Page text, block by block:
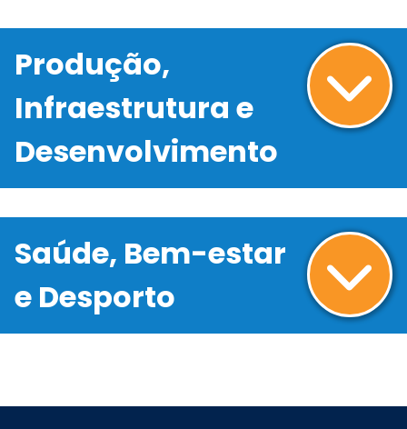
Produção,
Infraestrutura e
Desenvolvimento
Saúde, Bem-estar
e Desporto